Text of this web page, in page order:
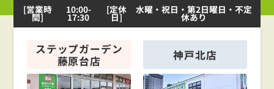
[営業時
間]
10:00-
17:30
[定休
日]
水曜・祝日・第2日曜日・不定
休あり
ステップガーデン
藤原台店
神戸北店